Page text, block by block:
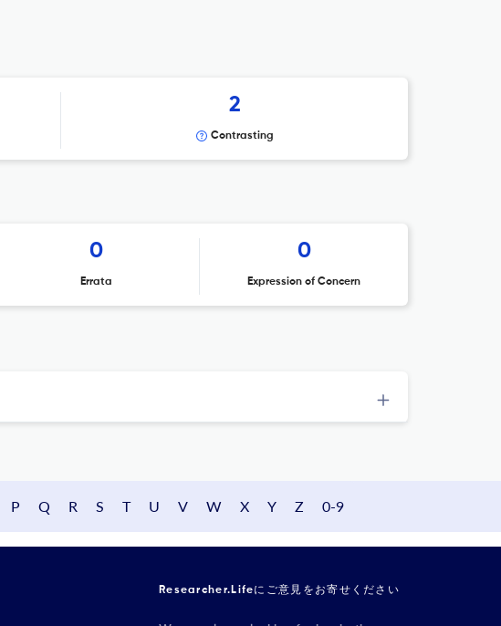
2
Contrasting
0
Errata
0
Expression of Concern
P Q R S T U V W X Y Z 0-9
Researcher.Lifeにご意見をお寄せください